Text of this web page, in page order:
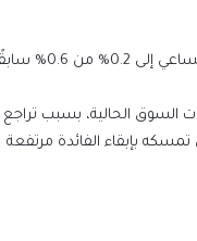
السوق الحالية، بسبب تراجع
بإبقاء الفائدة مرتفعة